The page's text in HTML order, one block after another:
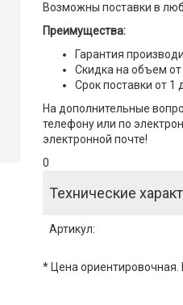
Возможны поставки в
Преимущества:
Гарантия
Скидка на объем от
Срок поставки от 1
На дополнительные
телефону или по
электронной почте!
0
Технические
Артикул:
* Цена ориентировочная.